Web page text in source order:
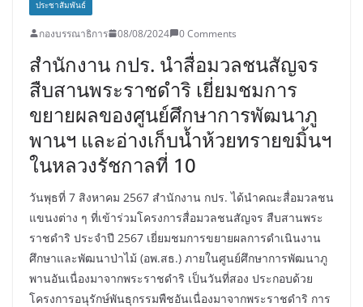
ประชาสัมพันธ์
กองบรรณาธิการ 08/08/2024 0 Comments
สำนักงาน​ กปร. นำสื่อมวลชนสัญจร
สืบสานพระราชดำริ​ เยี่ยมชมการ
ขยายผลของศูนย์ศึกษาการพัฒนาภู
พานฯ และอ่างเก็บน้ำห้วยทรายขมิ้นฯ​
ในหลวงรัชกาลที่ 10
วันพุธที่​ 7 สิงหาคม 2567​ สำนักงาน กปร. ได้นำคณะสื่อมวลชน
แขนงต่าง​ ๆ ที่เข้าร่วมโครงการสื่อมวลชนสัญจร สืบสานพระ
ราชดำริ ประจำปี 2567 เยี่ยมชมการขยายผลการดำเนินงาน
ศึกษาและพัฒนาป่าไม้ (อพ.สธ.) ภายในศูนย์ศึกษาการพัฒนาภู
พานอันเนื่องมาจากพระราชดำริ เป็นวันที่สอง ประกอบด้วย
โครงการอนุรักษ์พันธุกรรมพืชอันเนื่องมาจากพระราชดำริ การ